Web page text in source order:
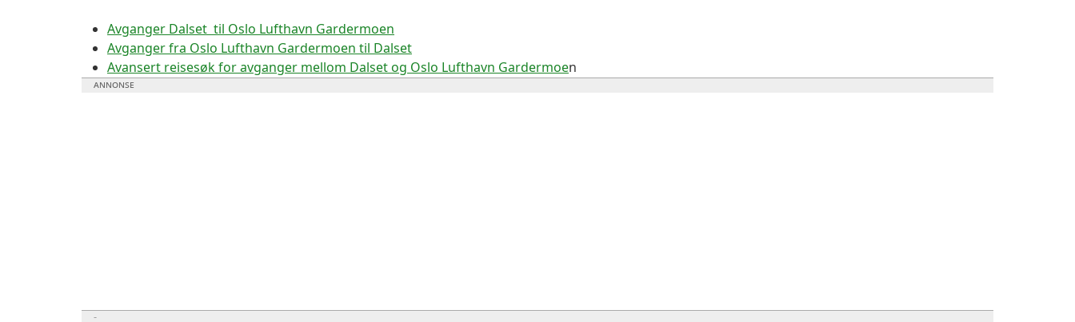
Avganger Dalset til Oslo Lufthavn Gardermoen
Avganger fra Oslo Lufthavn Gardermoen til Dalset
Avansert reisesøk for avganger mellom Dalset og Oslo Lufthavn Gardermoen